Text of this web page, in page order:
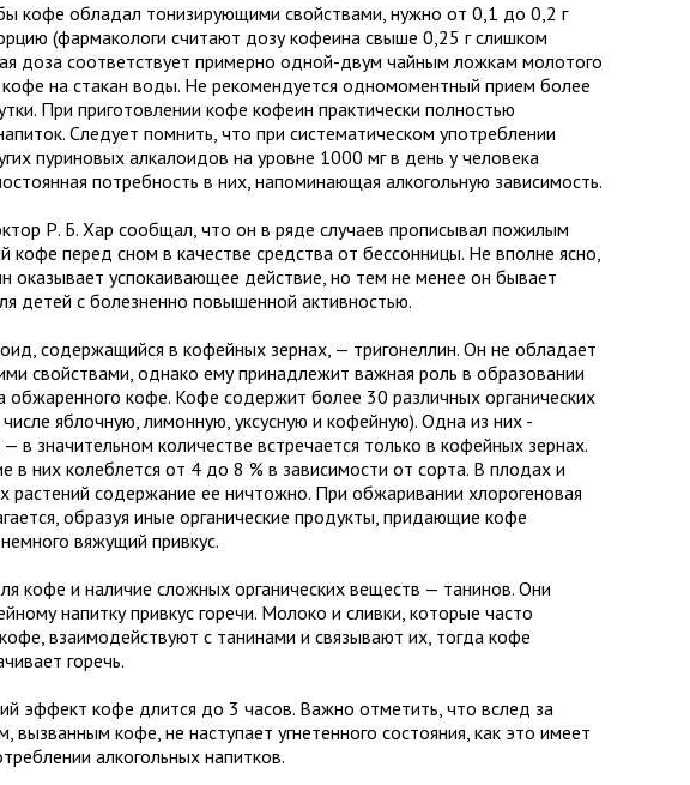
кофе обладал тонизирующими свойствами, нужно от 0,1 до 0,2 г
(фармакологи считают дозу кофеина свыше 0,25 г слишком
доза соответствует примерно одной-двум чайным ложкам молотого
кофе на стакан воды. Не рекомендуется одномоментный прием более
При приготовлении кофе кофеин практически полностью
Следует помнить, что при систематическом употреблении
пуриновых алкалоидов на уровне 1000 мг в день у человека
потребность в них, напоминающая алкогольную зависимость.
Р. Б. Хар сообщал, что он в ряде случаев прописывал пожилым
кофе перед сном в качестве средства от бессонницы. Не вполне ясно,
оказывает успокаивающее действие, но тем не менее он бывает
детей с болезненно повышенной активностью.
содержащийся в кофейных зернах, — тригонеллин. Он не обладает
свойствами, однако ему принадлежит важная роль в образовании
обжаренного кофе. Кофе содержит более 30 различных органических
яблочную, лимонную, уксусную и кофейную). Одна из них -
в значительном количестве встречается только в кофейных зернах.
в них колеблется от 4 до 8 % в зависимости от сорта. В плодах и
растений содержание ее ничтожно. При обжаривании хлорогеновая
образуя иные органические продукты, придающие кофе
вяжущий привкус.
кофе и наличие сложных органических веществ — танинов. Они
напитку привкус горечи. Молоко и сливки, которые часто
взаимодействуют с танинами и связывают их, тогда кофе
горечь.
эффект кофе длится до 3 часов. Важно отметить, что вслед за
вызванным кофе, не наступает угнетенного состояния, как это имеет
алкогольных напитков.